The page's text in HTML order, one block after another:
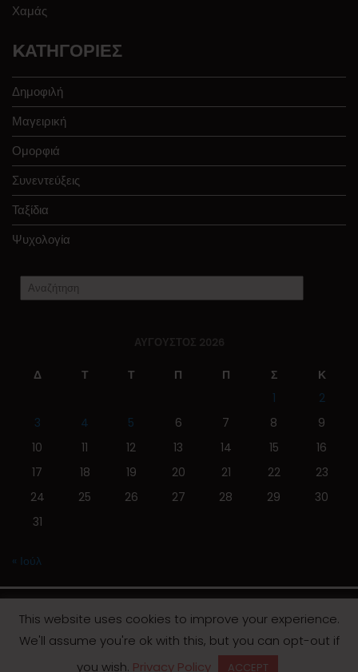
Χαμάς
KΑΤΗΓΟΡΊΕΣ
Δημοφιλή
Μαγειρική
Ομορφιά
Συνεντεύξεις
Ταξίδια
Ψυχολογία
ΑΎΓΟΥΣΤΟΣ 2026
Δ Τ Τ Π Π Σ
Κ
1
2
3
4 5 6 7 8
9
10
11 12 13 14 15
16
17
18 19 20 21 22
23
24
25 26 27 28 29
30
31
« Ιούλ
© 2019 | Screen Magazine - Ηλεκτρονική εφημερίδα
This website uses cookies to improve your experience.
We'll assume you're ok with this, but you can opt-out if
you wish. Privacy Policy ACCEPT